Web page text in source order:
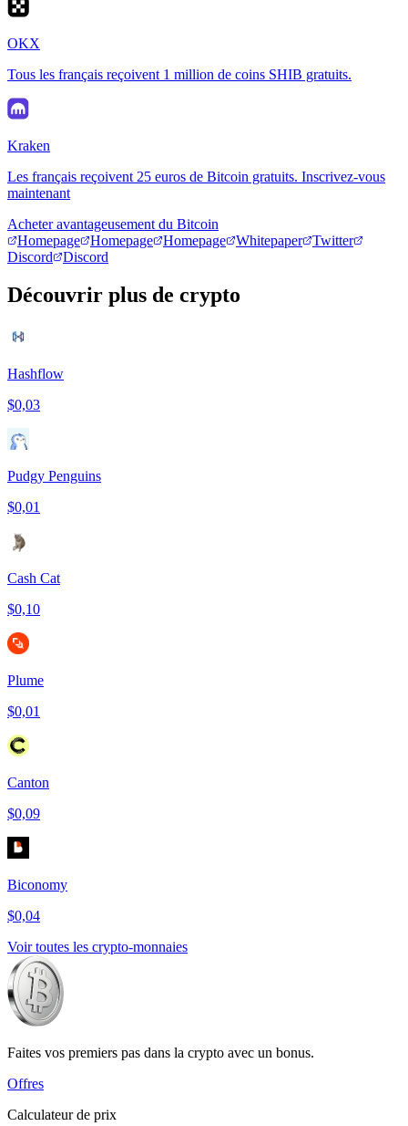
OKX
Tous les français reçoivent 1 million de coins SHIB gratuits.
Kraken
Les français reçoivent 25 euros de Bitcoin gratuits. Inscrivez-vous
maintenant
Acheter avantageusement du Bitcoin
Homepage
Homepage Homepage Whitepaper
Twitter
Discord
Discord
Découvrir plus de crypto
Hashflow
$0,03
Pudgy Penguins
$0,01
Cash Cat
$0,10
Plume
$0,01
Canton
$0,09
Biconomy
$0,04
Voir toutes les crypto-monnaies
Faites vos premiers pas dans la crypto avec un bonus.
Offres
Calculateur de prix